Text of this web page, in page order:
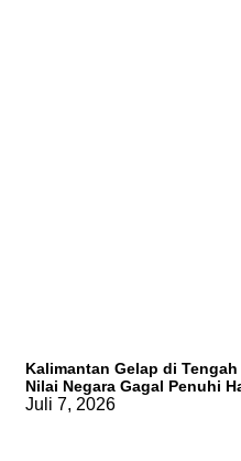
Kalimantan Gelap di
Nilai Negara Gagal Penuhi
Juli 7, 2026